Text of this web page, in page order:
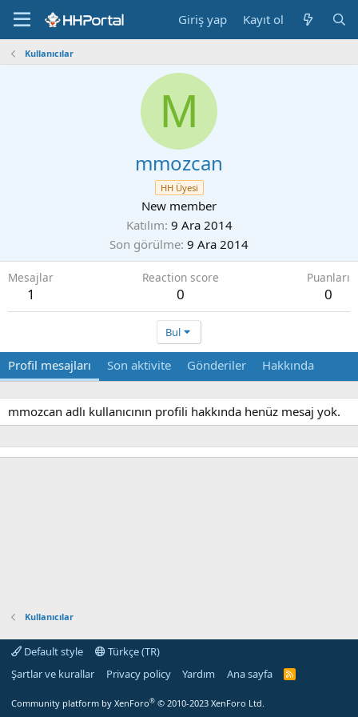
Giriş yap Kayıt ol
Kullanıcılar
M
mmozcan
HH Üyesi
New member
Katılım 9 Ara 2014
Son görülme 9 Ara 2014
Mesajlar
1
Reaction score
0
Puanları
0
Bul
Profil mesajları Son aktivite Gönderiler Hakkında
mmozcan adlı kullanıcının profili hakkında henüz mesaj yok.
Kullanıcılar
Default style
Türkçe (TR)
Şartlar ve kurallar
Privacy policy Yardım Ana sayfa
R
Community platform by XenForo® © 2010-2023 XenForo Ltd.